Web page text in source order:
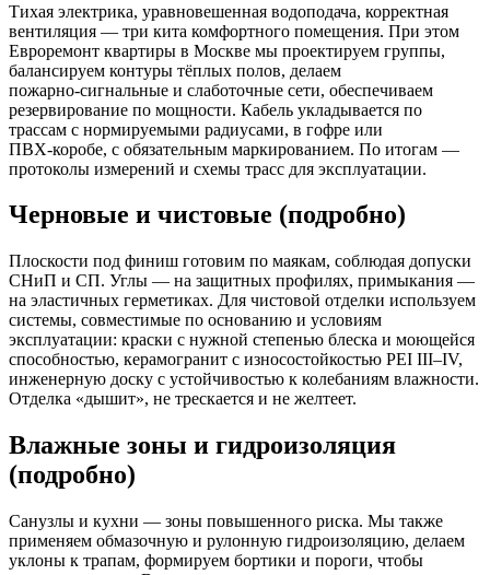
Тихая электрика, уравновешенная водоподача, корректная
вентиляция — три кита комфортного помещения. При этом
Евроремонт квартиры в Москве мы проектируем группы,
балансируем контуры тёплых полов, делаем
пожарно‑сигнальные и слаботочные сети, обеспечиваем
резервирование по мощности. Кабель укладывается по
трассам с нормируемыми радиусами, в гофре или
ПВХ‑коробе, с обязательным маркированием. По итогам —
протоколы измерений и схемы трасс для эксплуатации.
Черновые и чистовые (подробно)
Плоскости под финиш готовим по маякам, соблюдая допуски
СНиП и СП. Углы — на защитных профилях, примыкания —
на эластичных герметиках. Для чистовой отделки используем
системы, совместимые по основанию и условиям
эксплуатации: краски с нужной степенью блеска и моющейся
способностью, керамогранит с износостойкостью PEI III–IV,
инженерную доску с устойчивостью к колебаниям влажности.
Отделка «дышит», не трескается и не желтеет.
Влажные зоны и гидроизоляция
(подробно)
Санузлы и кухни — зоны повышенного риска. Мы также
применяем обмазочную и рулонную гидроизоляцию, делаем
уклоны к трапам, формируем бортики и пороги, чтобы